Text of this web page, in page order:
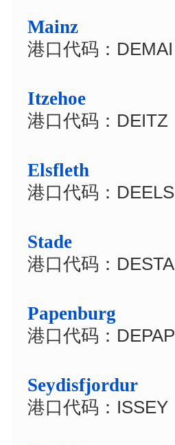
Mainz
港口代码：DEMAI
Itzehoe
港口代码：DEITZ
Elsfleth
港口代码：DEELS
Stade
港口代码：DESTA
Papenburg
港口代码：DEPAP
Seydisfjordur
港口代码：ISSEY